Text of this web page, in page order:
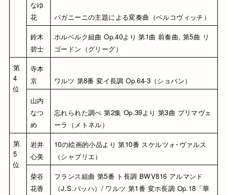
なゆ
花
パガニーニの主題による変奏曲（ベルコヴィッチ）
鈴木
碧士
ホルベルク組曲 Op.40より 第1曲 前奏曲, 第5曲 リ
ゴードン（グリーグ）
第
4
位
寺本
京
ワルツ 第8番 変イ長調 Op.64-3（ショパン）
山内
なつ
め
忘れられた調べ 第2集 Op.39より 第3曲 プリマヴェ
ーラ（メトネル）
第
5
位
岩井
心美
10の絵画的小品より 第10番 スケルツォ･ヴァルス
（シャブリエ）
柴谷
花香
フランス組曲 第5番 ト長調 BWV816 アルマンド
（J.S.バッハ）/ ワルツ 第1番 変ホ長調 Op.18「華